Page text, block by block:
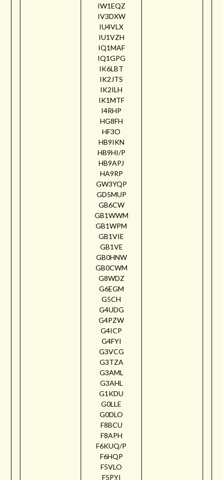
IW1EQZ
IV3DXW
IU4VLX
IU1VZH
IQ1MAF
IQ1GPG
IK6LBT
IK2JTS
IK2ILH
IK1MTF
I4RHP
HG8FH
HF3O
HB9IKN
HB9HI/P
HB9APJ
HA9RP
GW3YQP
GD5MUP
GB6CW
GB1WWM
GB1WPM
GB1VIE
GB1VE
GB0HNW
GB0CWM
G8WDZ
G6EGM
G5CH
G4UDG
G4PZW
G4ICP
G4FYI
G3VCG
G3TZA
G3AML
G3AHL
G1KDU
G0LLE
G0DLO
F8BCU
F8APH
F6KUQ/P
F6HQP
F5VLO
F5PYI